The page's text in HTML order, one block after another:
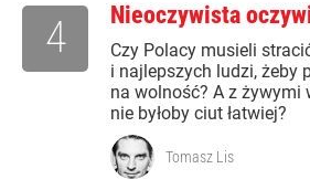
Nieoczywista
Czy Polacy musieli
i najlepszych ludzi, żeby
na wolność? A z żywymi
nie byłoby ciut łatwiej?
4
Tomasz Lis